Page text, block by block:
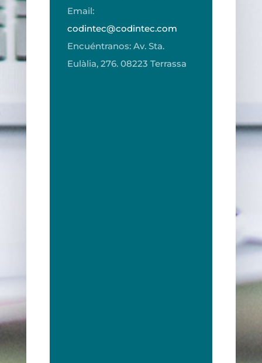
Email:
codintec@codintec.com
Encuéntranos: Av. Sta.
Eulàlia, 276. 08223 Terrassa